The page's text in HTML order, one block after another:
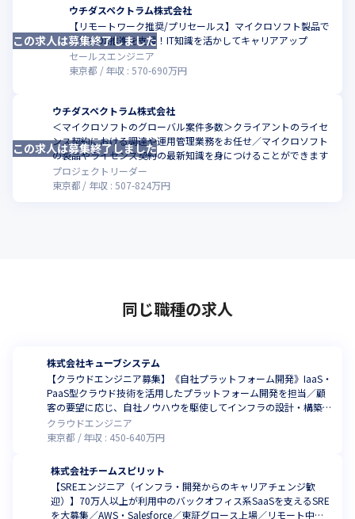
ウチダスペクトラム株式会社
【リモートワーク推奨/プリセールス】マイクロソフト製品で
企業のDX推進を支援！IT知識を活かしてキャリアアップ
セールスエンジニア
東京都
年収 : 570-690万円
この求人は募集終了しました
ウチダスペクトラム株式会社
＜マイクロソフトのグローバル案件多数＞クライアントのライセ
ンス契約における調達や運用管理業務をお任せ／マイクロソフト
の製品やライセンス契約の最新知識を身につけることができます
プロジェクトリーダー
東京都
年収 : 507-824万円
この求人は募集終了しました
同じ職種の求人
株式会社キューブシステム
【クラウドエンジニア募集】《自社プラットフォーム開発》IaaS・
PaaS型クラウド技術を活用したプラットフォーム開発を担当／顧
客の要望に応じ、自社ノウハウを駆使してインフラの設計・構築か
ら運用・保守まで一貫してお任せします
クラウドエンジニア
東京都
年収 : 450-640万円
株式会社チームスピリット
【SREエンジニア（インフラ・開発からのキャリアチェンジ歓
迎）】70万人以上が利用中のバックオフィス系SaaSを支えるSRE
を大募集／AWS・Salesforce／東証グロース上場／リモート中